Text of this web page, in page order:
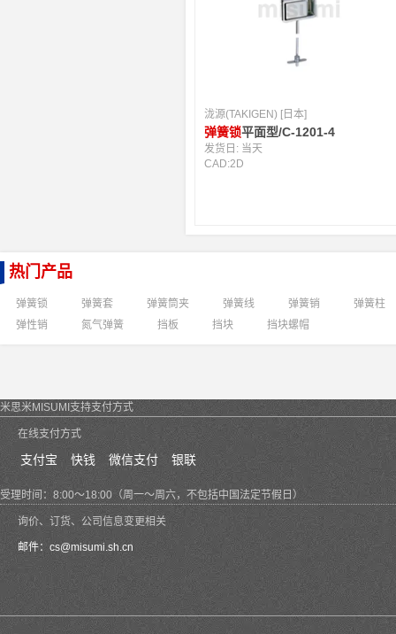
泷源(TAKIGEN) [日本]
弹簧锁平面型/C-1201-4
发货日: 当天
CAD:2D
热门产品
弹簧锁 弹簧套 弹簧筒夹 弹簧线 弹簧销
弹簧柱
弹性销
氮气弹簧 挡板 挡块 挡块螺帽
米思米MISUMI支持支付方式
在线支付方式
支付宝 快钱 微信支付 银联
受理时间：8:00～18:00（周一～周六，不包括中国法定节假日）
询价、订货、公司信息变更相关
邮件： cs@misumi.sh.cn